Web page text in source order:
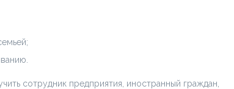
сотрудник предприятия, иностранный граждан,